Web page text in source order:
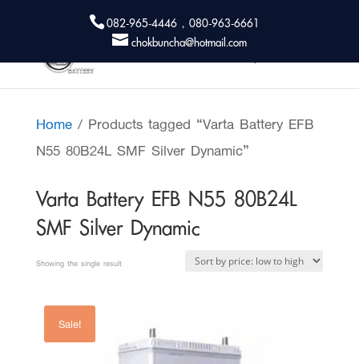
082-965-4446 , 080-963-6661
chokbuncha@hotmail.com
Home/ Products tagged “Varta Battery EFB
N55 80B24L SMF Silver Dynamic”
Varta Battery EFB N55 80B24L
SMF Silver Dynamic
Showing the single result
Sale!